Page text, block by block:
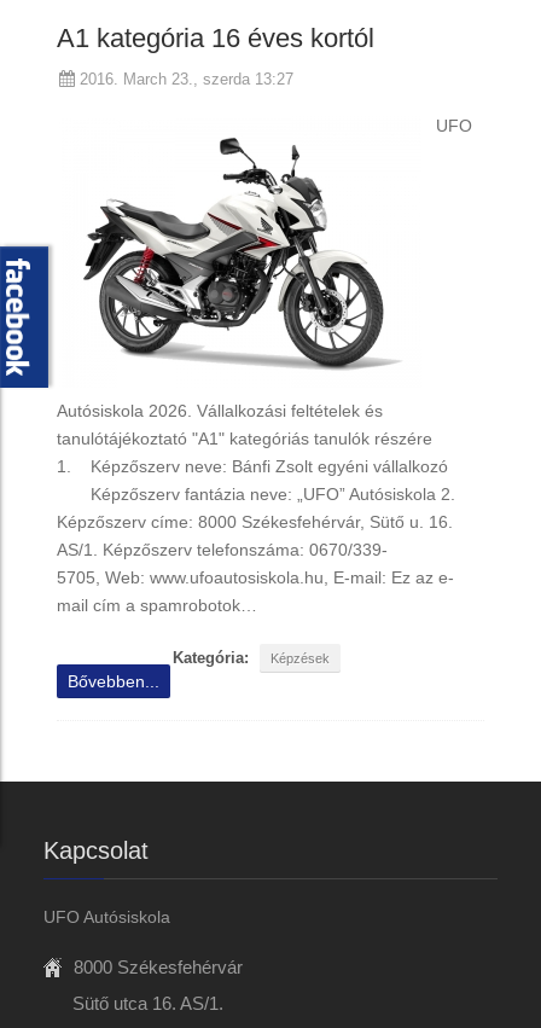
A1 kategória 16 éves kortól
2016. March 23., szerda 13:27
UFO
Autósiskola 2026. Vállalkozási feltételek és
tanulótájékoztató "A1" kategóriás tanulók részére
1. Képzőszerv neve: Bánfi Zsolt egyéni vállalkozó
Képzőszerv fantázia neve: „UFO” Autósiskola 2.
Képzőszerv címe: 8000 Székesfehérvár, Sütő u. 16.
AS/1. Képzőszerv telefonszáma: 0670/339-
5705, Web: www.ufoautosiskola.hu, E-mail: Ez az e-
mail cím a spamrobotok…
Kategória: Képzések
Bővebben...
Kapcsolat
UFO Autósiskola
8000 Székesfehérvár
Sütő utca 16. AS/1.